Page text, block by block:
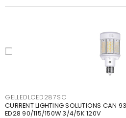
GELLEDLCED287SC
CURRENT LIGHTING SOLUTIONS CAN
ED28 90/115/150W 3/4/5K 120V